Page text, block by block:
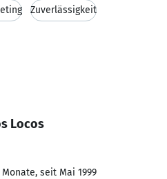
Zuverlässigkeit
Locos
Monate, seit Mai 1999